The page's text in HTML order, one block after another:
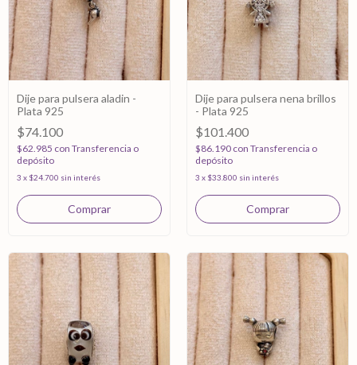
Dije para pulsera aladin -
Plata 925
$74.100
$62.985 con Transferencia o
depósito
3 x $24.700 sin interés
Dije para pulsera nena brillos
- Plata 925
$101.400
$86.190 con Transferencia o
depósito
3 x $33.800 sin interés